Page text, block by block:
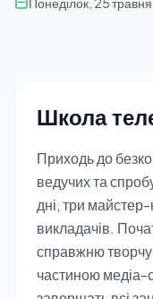
Школа
Приходь до
ведучих та
дні, три
викладачів.
справжню
частиною медіа-